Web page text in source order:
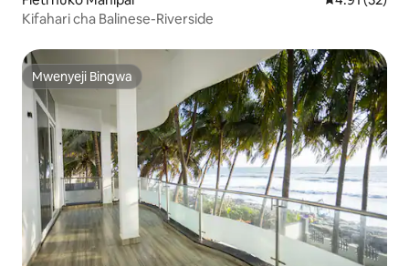
Kifahari cha Balinese-Riverside
Mwenyeji Bingwa
Mwenyeji Bingwa